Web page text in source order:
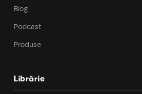
Blog
Podcast
Produse
Librărie